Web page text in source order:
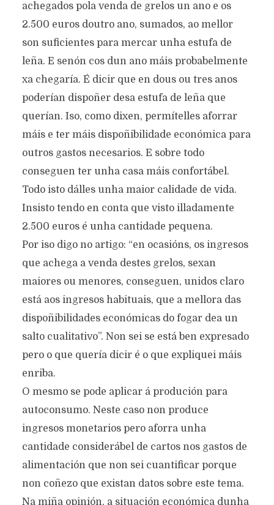
achegados pola venda de grelos un ano e os
2.500 euros doutro ano, sumados, ao mellor
son suficientes para mercar unha estufa de
leña. E senón cos dun ano máis probabelmente
xa chegaría. É dicir que en dous ou tres anos
poderían dispoñer desa estufa de leña que
querían. Iso, como dixen, permítelles aforrar
máis e ter máis dispoñibilidade económica para
outros gastos necesarios. E sobre todo
conseguen ter unha casa máis confortábel.
Todo isto dálles unha maior calidade de vida.
Insisto tendo en conta que visto illadamente
2.500 euros é unha cantidade pequena.
Por iso digo no artigo: “en ocasións, os ingresos
que achega a venda destes grelos, sexan
maiores ou menores, conseguen, unidos claro
está aos ingresos habituais, que a mellora das
dispoñibilidades económicas do fogar dea un
salto cualitativo”. Non sei se está ben expresado
pero o que quería dicir é o que expliquei máis
enriba.
O mesmo se pode aplicar á produción para
autoconsumo. Neste caso non produce
ingresos monetarios pero aforra unha
cantidade considerábel de cartos nos gastos de
alimentación que non sei cuantificar porque
non coñezo que existan datos sobre este tema.
Na miña opinión, a situación económica dunha